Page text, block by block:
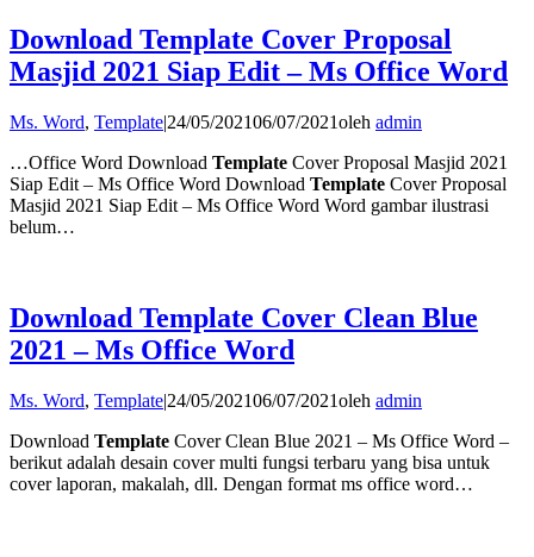
Download Template Cover Proposal
Masjid 2021 Siap Edit – Ms Office Word
Ms. Word, Template|24/05/202106/07/2021oleh admin
…Office Word Download Template Cover Proposal Masjid 2021
Siap Edit – Ms Office Word Download Template Cover Proposal
Masjid 2021 Siap Edit – Ms Office Word Word gambar ilustrasi
belum…
Download Template Cover Clean Blue
2021 – Ms Office Word
Ms. Word, Template|24/05/202106/07/2021oleh admin
Download Template Cover Clean Blue 2021 – Ms Office Word –
berikut adalah desain cover multi fungsi terbaru yang bisa untuk
cover laporan, makalah, dll. Dengan format ms office word…